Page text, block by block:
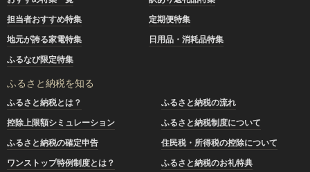
担当者おすすめ特集
定期便特集
地元が誇る家電特集
日用品・消耗品特集
ふるなび限定特集
ふるさと納税を知る
ふるさと納税とは？
ふるさと納税の流れ
控除上限額シミュレーション
ふるさと納税制度について
ふるさと納税の確定申告
住民税・所得税の控除について
ワンストップ特例制度とは？
ふるさと納税のお礼特典